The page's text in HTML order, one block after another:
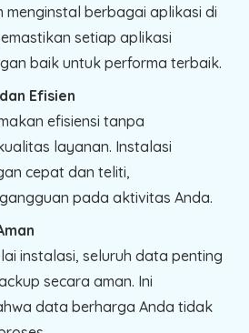
menginstal berbagai aplikasi di
setiap aplikasi
baik untuk performa terbaik.
Efisien
efisiensi tanpa
layanan. Instalasi
cepat dan teliti,
pada aktivitas Anda.
instalasi, seluruh data penting
secara aman. Ini
data berharga Anda tidak